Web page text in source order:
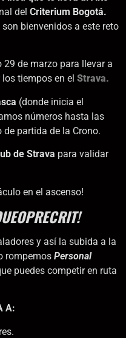
del Criterium Bogotá.
bienvenidos a este reto
de marzo para llevar a
tiempos en el Strava.
(donde inicia el
números hasta las
partida de la Crono.
de Strava para validar
en el ascenso!
y así la subida a la
rompemos Personal
puedes competir en ruta
A: